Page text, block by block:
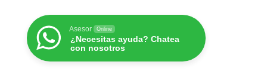
Asesor Online
¿Necesitas ayuda? Chatea
con nosotros